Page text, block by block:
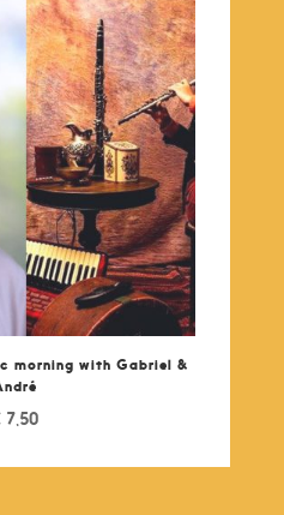
morning with Gabriel &
7,50